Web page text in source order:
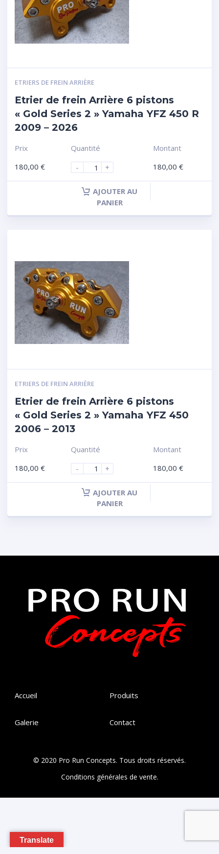
ETRIERS DE FREIN ARRIÈRE
Etrier de frein Arrière 6 pistons
« Gold Series 2 » Yamaha YFZ 450 R
2009 – 2026
Prix
180,00 €
Quantité
-
+
Montant
180,00 €
AJOUTER AU
PANIER
ETRIERS DE FREIN ARRIÈRE
Etrier de frein Arrière 6 pistons
« Gold Series 2 » Yamaha YFZ 450
2006 – 2013
Prix
180,00 €
Quantité
-
+
Montant
180,00 €
AJOUTER AU
PANIER
Accueil Produits
Galerie Contact
© 2020 Pro Run Concepts. Tous droits réservés.
Conditions générales de vente.
Translate